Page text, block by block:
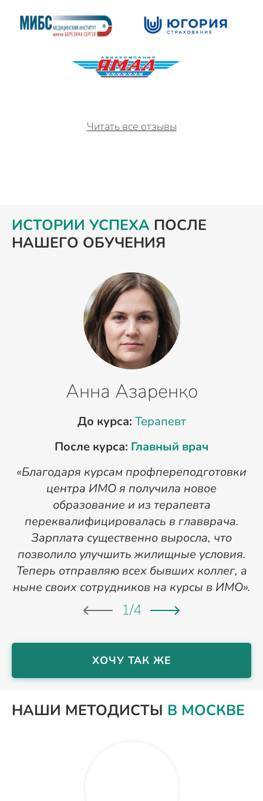
Читать все отзывы
ИСТОРИИ УСПЕХА ПОСЛЕ
НАШЕГО ОБУЧЕНИЯ
Анна Азаренко
До курса: Терапевт
После курса: Главный врач
«Благодаря курсам профпереподготовки
центра ИМО я получила новое
образование и из терапевта
переквалифицировалась в главврача.
Зарплата существенно выросла, что
позволило улучшить жилищные условия.
Теперь отправляю всех бывших коллег, а
ныне своих сотрудников на курсы в ИМО».
1/4
ХОЧУ ТАК ЖЕ
НАШИ МЕТОДИСТЫ В МОСКВЕ